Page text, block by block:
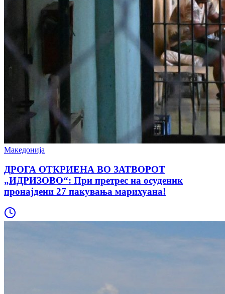
Македонија
ДРОГА ОТКРИЕНА ВО ЗАТВОРОТ
„ИДРИЗОВО“: При претрес на осуденик
пронајдени 27 пакувања марихуана!